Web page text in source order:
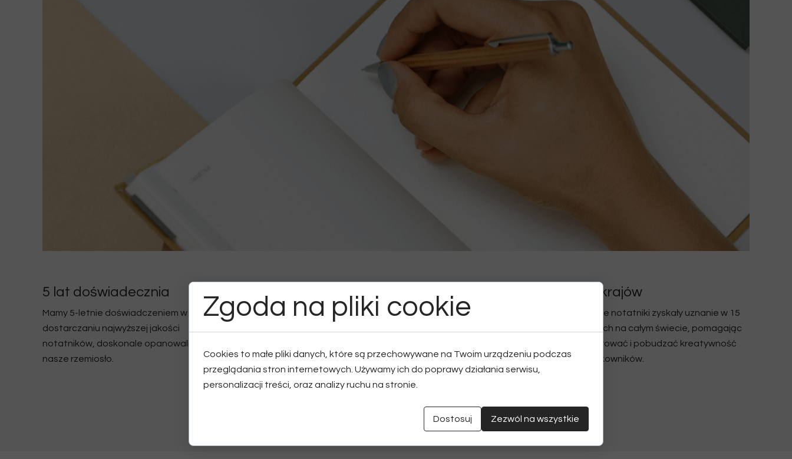
5 lat doświadecznia
Mamy 5-letnie doświadczeniem w
dostarczaniu najwyższej jakości
notatników, doskonale opanowaliśmy
nasze rzemiosło.
5000+ klientów
Dołącz do grona ponad 5000
najwyższej jakości.
10 nagród
Nasze przywiązanie do jakości zostało
reputację jako liderów.
15 krajów
Nasze notatniki zyskały uznanie w 15
krajach na całym świecie, pomagając
inspirować i pobudzać kreatywność
użytkowników.
Zgoda na pliki cookie
Cookies to małe pliki danych, które są przechowywane na Twoim urządzeniu podczas
przeglądania stron internetowych. Używamy ich do poprawy działania serwisu,
personalizacji treści, oraz analizy ruchu na stronie.
Dostosuj Zezwól na wszystkie